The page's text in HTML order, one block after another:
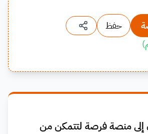
حفظ
)
إلى منصة فرصة لتتمكن من